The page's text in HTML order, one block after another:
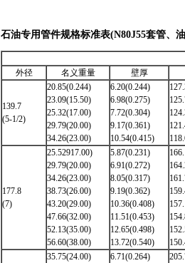
石油专用管件规格标准表(N80J55套管、
外径
名义重量 壁厚
139.7
(5-1/2)
20.85(0.244)
23.09(15.50)
25.32(17.00)
29.79(20.00)
34.26(23.00)
6.20(0.244)
6.98(0.275)
7.72(0.304)
9.17(0.361)
10.54(0.415)
177.8
(7)
25.52917.00)
29.79(20.00)
34.26(23.00)
38.73(26.00)
43.20(29.00)
47.66(32.00)
52.13(35.00)
56.60(38.00)
5.87(0.231)
6.91(0.272)
8.05(0.317)
9.19(0.362)
10.36(0.408)
11.51(0.453)
12.65(0.498)
13.72(0.540)
35.75(24.00)
6.71(0.264)